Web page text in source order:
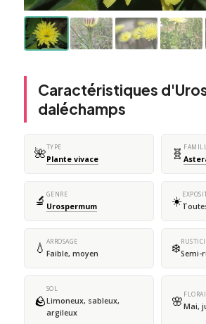
Caractéristiques
daléchamps
🌺TYPE
Plante vivace 🧬
🔬 GENRE
Urospermum ☀️
💧 ARROSAGE
Faible, moyen ❄️Semi-
🪨
SOL
Limoneux, sableux,
argileux
🌸Mai,